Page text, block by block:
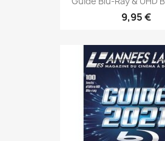
9,95 €